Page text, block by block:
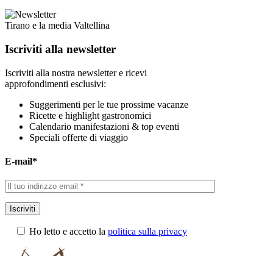
Tirano e la media Valtellina
Iscriviti alla newsletter
Iscriviti alla nostra newsletter e ricevi
approfondimenti esclusivi:
Suggerimenti per le tue prossime vacanze
Ricette e highlight gastronomici
Calendario manifestazioni & top eventi
Speciali offerte di viaggio
E-mail*
Iscriviti
Ho letto e accetto la politica sulla privacy